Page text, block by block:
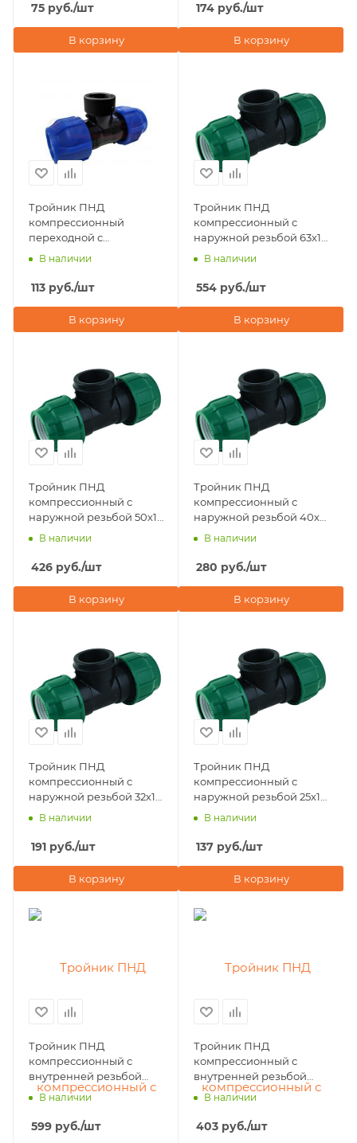
75 руб./шт
В корзину
174 руб./шт
В корзину
Тройник ПНД
компрессионный
переходной с
внутренней резьбой
В наличии
113 руб./шт
В корзину
Тройник ПНД
компрессионный с
наружной резьбой 63х1
1/4"х63 POELSAN NEW
В наличии
554 руб./шт
В корзину
Тройник ПНД
компрессионный с
наружной резьбой 50х1
1/4"х50 POELSAN NEW
В наличии
426 руб./шт
В корзину
Тройник ПНД
компрессионный с
наружной резьбой 40х1
1/4"х40 POELSAN NEW
В наличии
280 руб./шт
В корзину
Тройник ПНД
компрессионный с
наружной резьбой 32х1
1/4"х32 POELSAN NEW
В наличии
191 руб./шт
В корзину
Тройник ПНД
компрессионный с
наружной резьбой 25х1
1/4х25 POELSAN NEW
В наличии
137 руб./шт
В корзину
Тройник ПНД
компрессионный с
внутренней резьбой
63х1 1/4"х63 POELSAN
В наличии
599 руб./шт
Тройник ПНД
компрессионный с
внутренней резьбой
50х1 1/4"х50 POELSAN
В наличии
403 руб./шт